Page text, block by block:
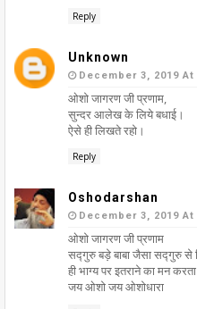
Reply
Unknown
December 3, 2019 At
ओशो जागरण जी प्रणाम,
सुन्दर आलेख के लिये बधाई।
ऐसे ही लिखते रहो।
Reply
Oshodarshan
December 3, 2019 At
ओशो जागरण जी प्रणाम
सद्गुरु बड़े बाबा जैसा सद्गुरु से
ही भाग्य पर इतराने का मन
जय ओशो जय ओशोधारा